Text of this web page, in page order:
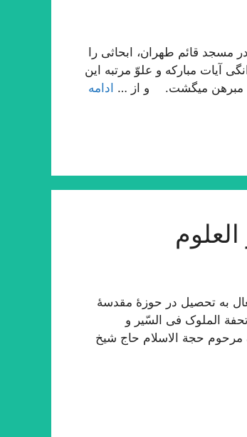
رمضان المبارك ١٣٩٠هجریه قمریه در مسجد قائم طهران، ابحاثى را
آیات مباركه و علوّ مرتبه این
مبرهن میگشت. و از … ادامه
به تحصیل در حوزۀ مقدسۀ
الملوک فی السّیر و
مرحوم حجة الاسلام حاج شیخ